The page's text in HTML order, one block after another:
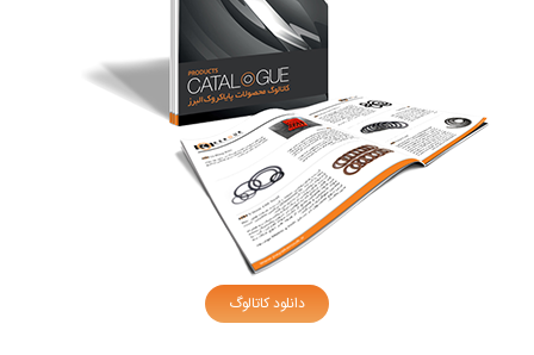
دانلود کاتالوگ